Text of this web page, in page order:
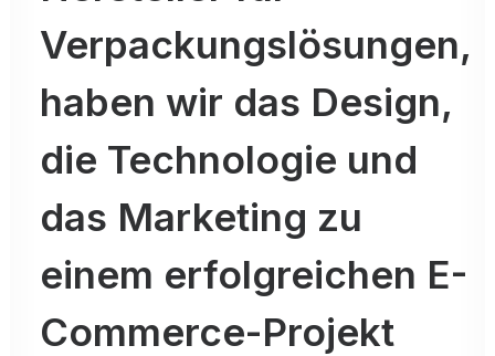
Verpackungslösungen,
haben wir das Design,
die Technologie und
das Marketing zu
einem erfolgreichen E-
Commerce-Projekt